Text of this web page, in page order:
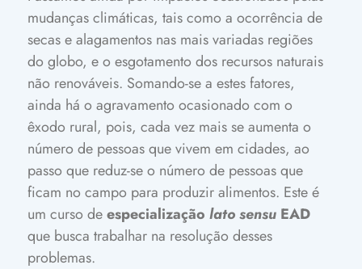
mudanças climáticas, tais como a ocorrência de
secas e alagamentos nas mais variadas regiões
do globo, e o esgotamento dos recursos naturais
não renováveis. Somando-se a estes fatores,
ainda há o agravamento ocasionado com o
êxodo rural, pois, cada vez mais se aumenta o
número de pessoas que vivem em cidades, ao
passo que reduz-se o número de pessoas que
ficam no campo para produzir alimentos. Este é
um curso deespecializaçãolato sensu EAD
que busca trabalhar na resolução desses
problemas.